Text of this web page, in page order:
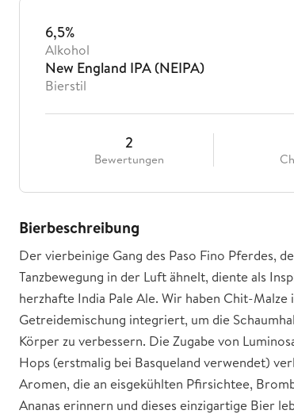
6,5%
Alkohol
New England IPA (NEIPA)
Bierstil
2
Bewertungen
Bierbeschreibung
Der vierbeinige Gang des Paso Fino Pferdes,
Tanzbewegung in der Luft ähnelt, diente als
herzhafte India Pale Ale. Wir haben Chit-Malze
Getreidemischung integriert, um die
Körper zu verbessern. Die Zugabe von
Hops (erstmalig bei Basqueland verwendet)
Aromen, die an eisgekühlten Pfirsichtee,
Ananas erinnern und dieses einzigartige Bier